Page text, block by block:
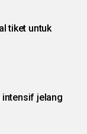
tiket untuk
intensif jelang